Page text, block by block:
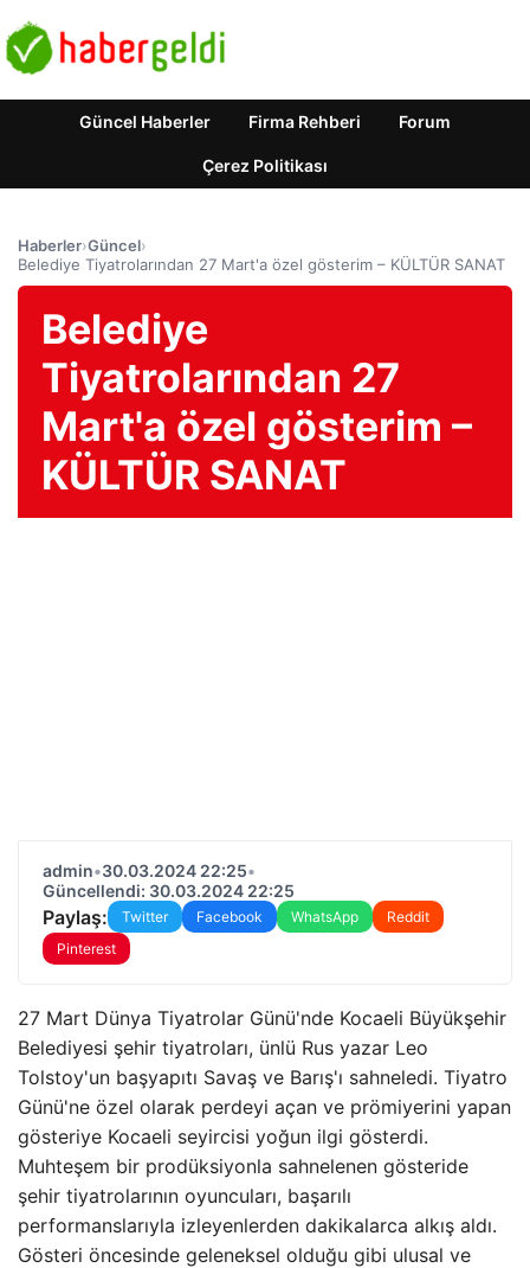
Güncel Haberler Firma Rehberi Forum
Çerez Politikası
Haberler›Güncel›
Belediye Tiyatrolarından 27 Mart'a özel gösterim – KÜLTÜR SANAT
Belediye
Tiyatrolarından 27
Mart'a özel gösterim –
KÜLTÜR SANAT
admin•30.03.2024 22:25•
Güncellendi: 30.03.2024 22:25
Paylaş: Twitter Facebook WhatsApp
Reddit
Pinterest
27 Mart Dünya Tiyatrolar Günü'nde Kocaeli Büyükşehir
Belediyesi şehir tiyatroları, ünlü Rus yazar Leo
Tolstoy'un başyapıtı Savaş ve Barış'ı sahneledi. Tiyatro
Günü'ne özel olarak perdeyi açan ve prömiyerini yapan
gösteriye Kocaeli seyircisi yoğun ilgi gösterdi.
Muhteşem bir prodüksiyonla sahnelenen gösteride
şehir tiyatrolarının oyuncuları, başarılı
performanslarıyla izleyenlerden dakikalarca alkış aldı.
Gösteri öncesinde geleneksel olduğu gibi ulusal ve